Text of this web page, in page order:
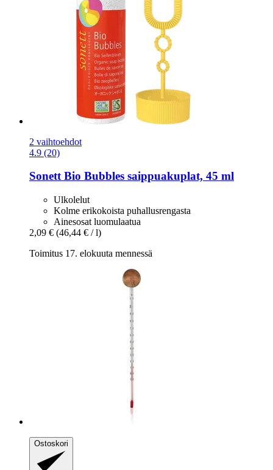
2 vaihtoehdot
4.9 (20)
SonettBio Bubbles saippuakuplat, 45 ml
Ulkolelut
Kolme erikokoista puhallusrengasta
Ainesosat luomulaatua
2,09 € (46,44 € / l)
Toimitus 17. elokuuta mennessä
Ostoskori